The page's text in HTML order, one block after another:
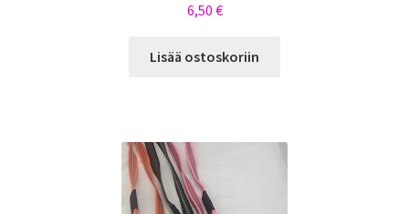
6,50 €
Lisää ostoskoriin